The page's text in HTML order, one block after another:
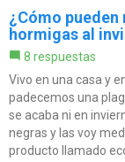
¿Cómo
hormigas al
8 respuestas
Vivo en una casa y
padecemos una
se acaba ni en
negras y las voy
producto llamado